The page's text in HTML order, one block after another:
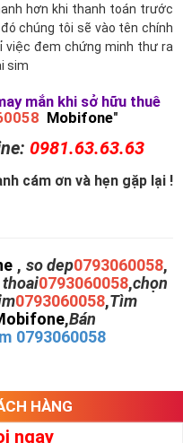
hơn khi thanh toán trước
đó chúng tôi sẽ vào tên chính
việc đem chứng minh thư ra
sim
mắn khi sở hữu thuê
Mobifone"
0981.63.63.63
cám ơn và hẹn gặp lại !
, so dep0793060058,
0793060058,chọn
0793060058,Tìm
,Bán
0793060058
HÀNG
ngay